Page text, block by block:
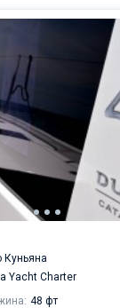
Куньяна
Yacht Charter
48 фт